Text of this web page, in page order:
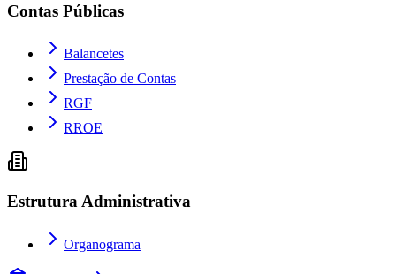
Contas Públicas
Balancetes
Prestação de Contas
RGF
RROE
Estrutura Administrativa
Organograma